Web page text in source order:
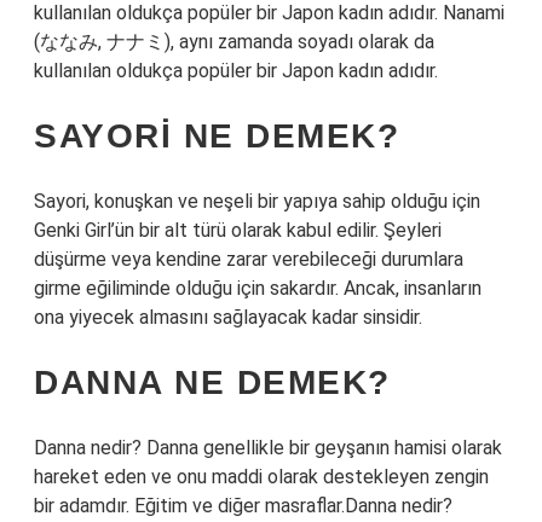
kullanılan oldukça popüler bir Japon kadın adıdır. Nanami
(ななみ, ナナミ), aynı zamanda soyadı olarak da
kullanılan oldukça popüler bir Japon kadın adıdır.
SAYORI NE DEMEK?
Sayori, konuşkan ve neşeli bir yapıya sahip olduğu için
Genki Girl’ün bir alt türü olarak kabul edilir. Şeyleri
düşürme veya kendine zarar verebileceği durumlara
girme eğiliminde olduğu için sakardır. Ancak, insanların
ona yiyecek almasını sağlayacak kadar sinsidir.
DANNA NE DEMEK?
Danna nedir? Danna genellikle bir geyşanın hamisi olarak
hareket eden ve onu maddi olarak destekleyen zengin
bir adamdır. Eğitim ve diğer masraflar.Danna nedir?